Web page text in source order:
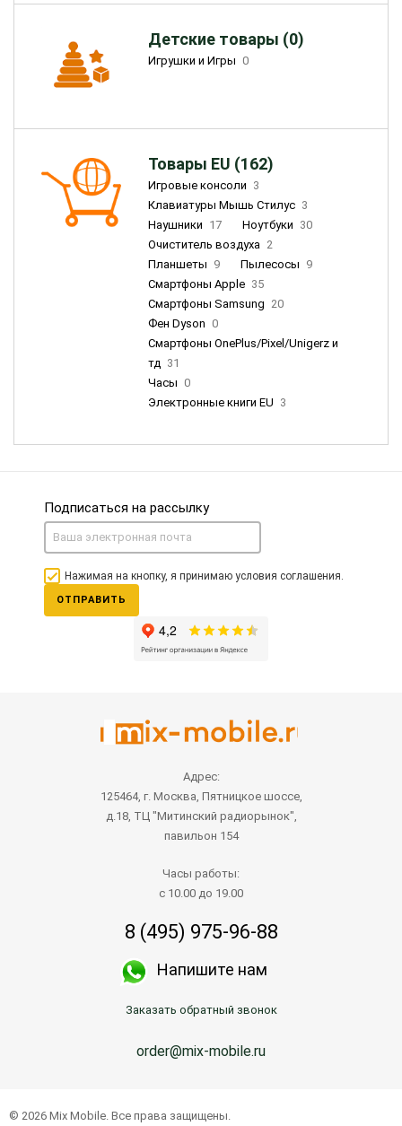
Детские товары (0)
Игрушки и Игры 0
Товары EU (162)
Игровые консоли 3
Клавиатуры Мышь Стилус 3
Наушники 17 Ноутбуки 30
Очиститель воздуха 2
Планшеты 9 Пылесосы 9
Смартфоны Apple 35
Смартфоны Samsung 20
Фен Dyson 0
Смартфоны OnePlus/Pixel/Unigerz и
тд 31
Часы 0
Электронные книги EU 3
Подписаться на рассылку
Нажимая на кнопку, я принимаю условия соглашения.
ОТПРАВИТЬ
Адрес:
125464, г. Москва, Пятницкое шоссе,
д.18, ТЦ "Митинский радиорынок",
павильон 154
Часы работы:
с 10.00 до 19.00
8 (495) 975-96-88
Напишите нам
Заказать обратный звонок
order@mix-mobile.ru
© 2026 Mix Mobile. Все права защищены.